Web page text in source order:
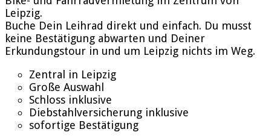
Leipzig.
Buche Dein Leihrad direkt und einfach. Du musst
keine Bestätigung abwarten und Deiner
Erkundungstour in und um Leipzig nichts im Weg.
Zentral in Leipzig
Große Auswahl
Schloss inklusive
Diebstahlversicherung inklusive
sofortige Bestätigung